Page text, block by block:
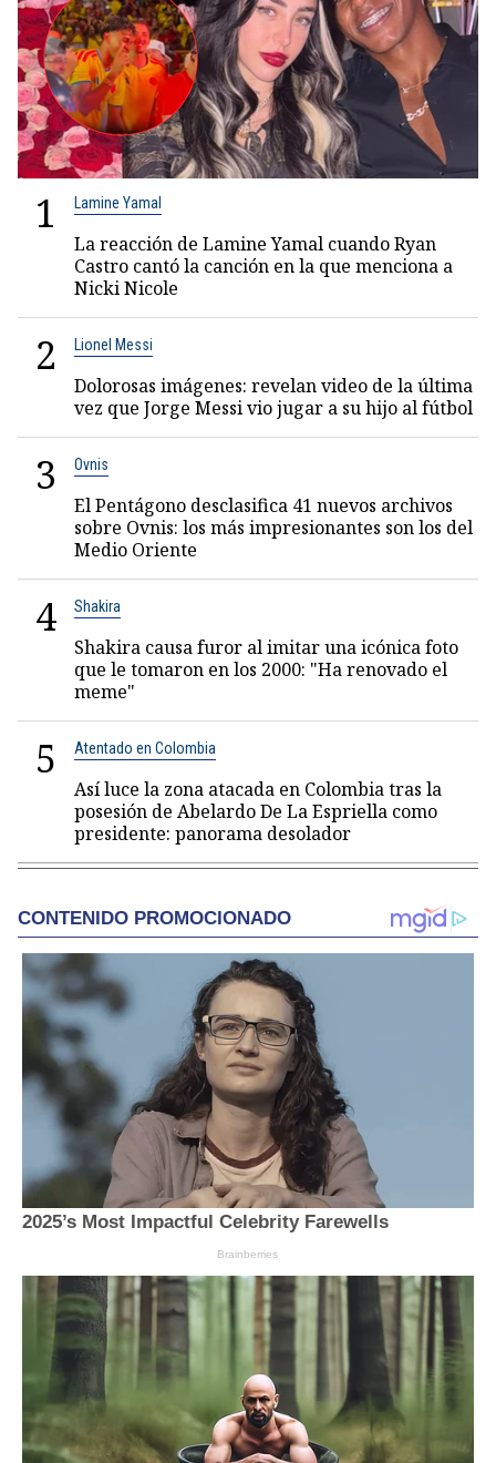
1 Lamine Yamal
La reacción de Lamine Yamal cuando Ryan
Castro cantó la canción en la que menciona a
Nicki Nicole
2 Lionel Messi
Dolorosas imágenes: revelan video de la última
vez que Jorge Messi vio jugar a su hijo al fútbol
3 Ovnis
El Pentágono desclasifica 41 nuevos archivos
sobre Ovnis: los más impresionantes son los del
Medio Oriente
4 Shakira
Shakira causa furor al imitar una icónica foto
que le tomaron en los 2000: "Ha renovado el
meme"
5 Atentado en Colombia
Así luce la zona atacada en Colombia tras la
posesión de Abelardo De La Espriella como
presidente: panorama desolador